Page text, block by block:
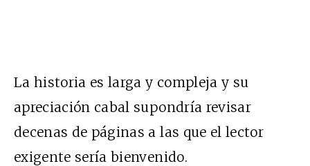
La historia es larga y compleja y su
apreciación cabal supondría revisar
decenas de páginas a las que el lector
exigente sería bienvenido.